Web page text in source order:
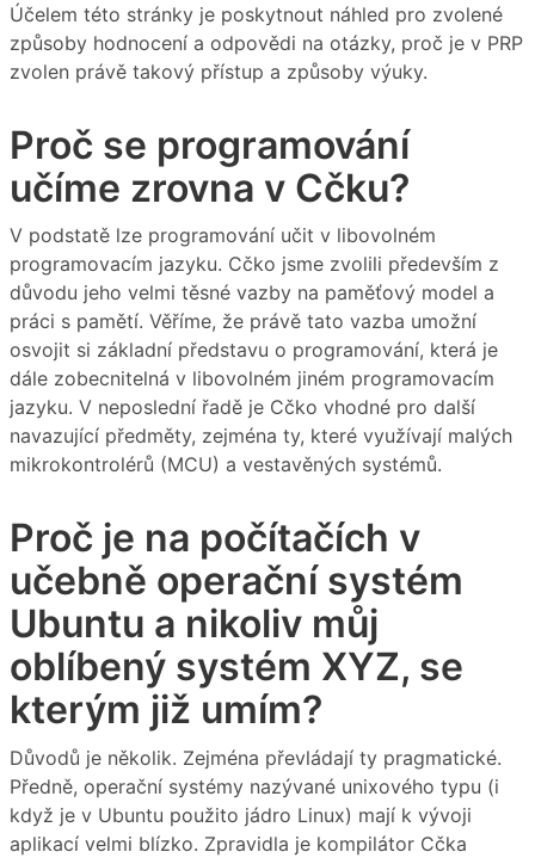
Účelem této stránky je poskytnout náhled pro zvolené
způsoby hodnocení a odpovědi na otázky, proč je v PRP
zvolen právě takový přístup a způsoby výuky.
Proč se programování
učíme zrovna v Cčku?
V podstatě lze programování učit v libovolném
programovacím jazyku. Cčko jsme zvolili především z
důvodu jeho velmi těsné vazby na paměťový model a
práci s pamětí. Věříme, že právě tato vazba umožní
osvojit si základní představu o programování, která je
dále zobecnitelná v libovolném jiném programovacím
jazyku. V neposlední řadě je Cčko vhodné pro další
navazující předměty, zejména ty, které využívají malých
mikrokontrolérů (MCU) a vestavěných systémů.
Proč je na počítačích v
učebně operační systém
Ubuntu a nikoliv můj
oblíbený systém XYZ, se
kterým již umím?
Důvodů je několik. Zejména převládají ty pragmatické.
Předně, operační systémy nazývané unixového typu (i
když je v Ubuntu použito jádro Linux) mají k vývoji
aplikací velmi blízko. Zpravidla je kompilátor Cčka